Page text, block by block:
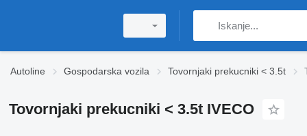
Autoline Gospodarska vozila Tovornjaki prekucniki < 3.5t
Tovornjaki prekucniki < 3.5t IVECO